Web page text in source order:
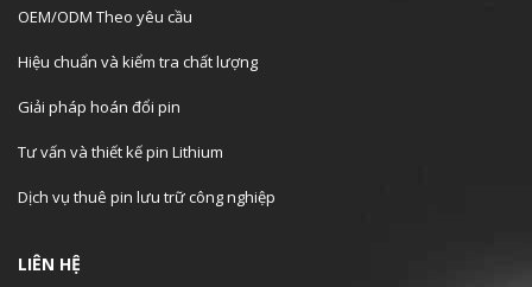
OEM/ODM Theo yêu cầu
Hiệu chuẩn và kiểm tra chất lượng
Giải pháp hoán đổi pin
Tư vấn và thiết kế pin Lithium
Dịch vụ thuê pin lưu trữ công nghiệp
LIÊN HỆ